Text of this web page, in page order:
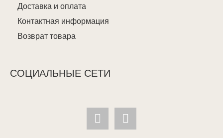
Доставка и оплата
Контактная информация
Возврат товара
СОЦИАЛЬНЫЕ СЕТИ